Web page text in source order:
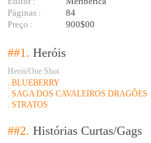
Páginas :
84
Preço :
900$00
##1.Heróis
Herói/One Shot
. BLUEBERRY
. SAGA DOS CAVALEIROS DRAGÕES
. STRATOS
##2.Histórias Curtas/Gags